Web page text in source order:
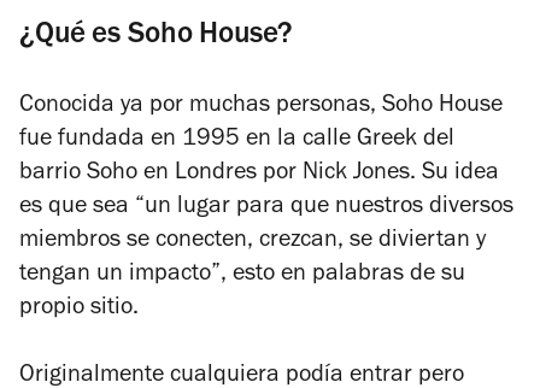
¿Qué es Soho House?
Conocida ya por muchas personas, Soho House
fue fundada en 1995 en la calle Greek del
barrio Soho en Londres por Nick Jones. Su idea
es que sea “un lugar para que nuestros diversos
miembros se conecten, crezcan, se diviertan y
tengan un impacto”, esto en palabras de su
propio sitio.
Originalmente cualquiera podía entrar pero